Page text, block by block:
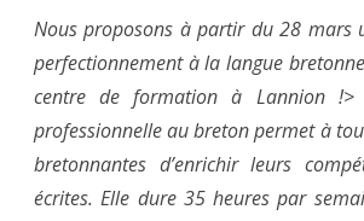
Nous proposons à partir du 28 mars
perfectionnement à la langue
centre de formation à Lannion !>
professionnelle au breton permet à
bretonnantes d’enrichir leurs
écrites. Elle dure 35 heures par